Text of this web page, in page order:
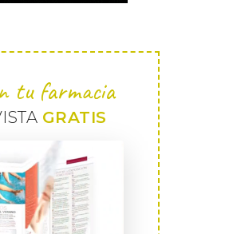
tu farmacia
GRATIS